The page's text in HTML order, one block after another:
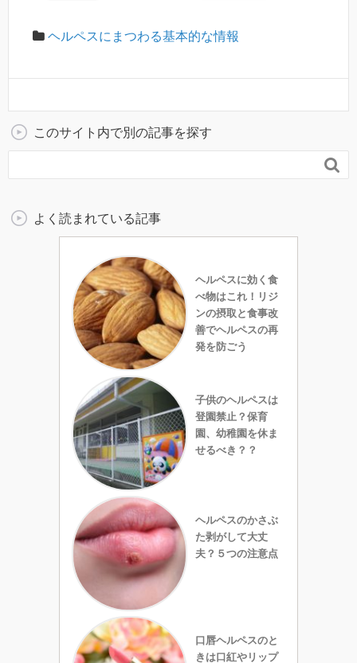
ヘルペスにまつわる基本的な情報
このサイト内で別の記事を探す

よく読まれている記事
ヘルペスに効く食
べ物はこれ！リジ
ンの摂取と食事改
善でヘルペスの再
発を防ごう
子供のヘルペスは
登園禁止？保育
園、幼稚園を休ま
せるべき？？
ヘルペスのかさぶ
た剥がして大丈
夫？５つの注意点
口唇ヘルペスのと
きは口紅やリップ